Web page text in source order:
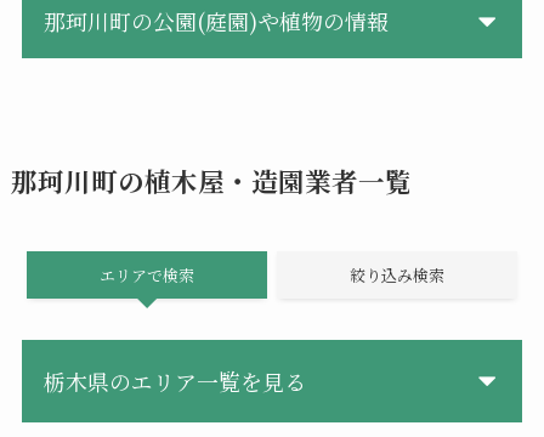
那珂川町の公園(庭園)や植物の情報
那珂川町の植木屋・造園業者一覧
エリアで検索 絞り込み検索
栃木県のエリア一覧を見る